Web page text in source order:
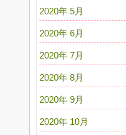
2020年 5月
2020年 6月
2020年 7月
2020年 8月
2020年 9月
2020年 10月